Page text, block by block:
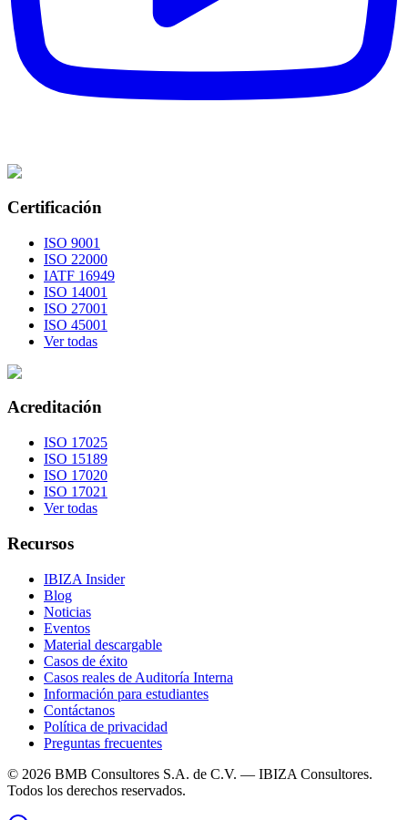
Certificación
ISO 9001
ISO 22000
IATF 16949
ISO 14001
ISO 27001
ISO 45001
Ver todas
Acreditación
ISO 17025
ISO 15189
ISO 17020
ISO 17021
Ver todas
Recursos
IBIZA Insider
Blog
Noticias
Eventos
Material descargable
Casos de éxito
Casos reales de Auditoría Interna
Información para estudiantes
Contáctanos
Política de privacidad
Preguntas frecuentes
© 2026 BMB Consultores S.A. de C.V. — IBIZA Consultores.
Todos los derechos reservados.